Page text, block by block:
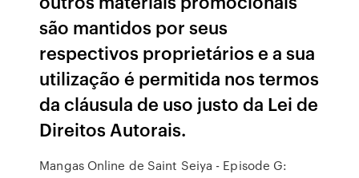
são mantidos por seus
respectivos proprietários e a sua
utilização é permitida nos termos
da cláusula de uso justo da Lei de
Direitos Autorais.
Mangas Online de Saint Seiya - Episode G: